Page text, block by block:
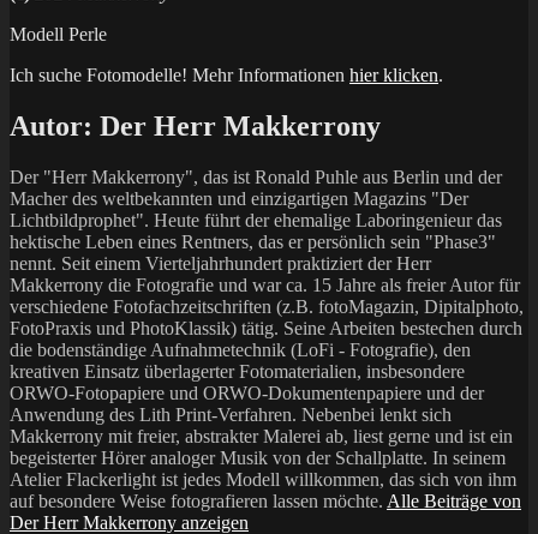
Modell Perle
Ich suche Fotomodelle! Mehr Informationen hier klicken.
Autor: Der Herr Makkerrony
Der "Herr Makkerrony", das ist Ronald Puhle aus Berlin und der
Macher des weltbekannten und einzigartigen Magazins "Der
Lichtbildprophet". Heute führt der ehemalige Laboringenieur das
hektische Leben eines Rentners, das er persönlich sein "Phase3"
nennt. Seit einem Vierteljahrhundert praktiziert der Herr
Makkerrony die Fotografie und war ca. 15 Jahre als freier Autor für
verschiedene Fotofachzeitschriften (z.B. fotoMagazin, Dipitalphoto,
FotoPraxis und PhotoKlassik) tätig. Seine Arbeiten bestechen durch
die bodenständige Aufnahmetechnik (LoFi - Fotografie), den
kreativen Einsatz überlagerter Fotomaterialien, insbesondere
ORWO-Fotopapiere und ORWO-Dokumentenpapiere und der
Anwendung des Lith Print-Verfahren. Nebenbei lenkt sich
Makkerrony mit freier, abstrakter Malerei ab, liest gerne und ist ein
begeisterter Hörer analoger Musik von der Schallplatte. In seinem
Atelier Flackerlight ist jedes Modell willkommen, das sich von ihm
auf besondere Weise fotografieren lassen möchte. Alle Beiträge von
Der Herr Makkerrony anzeigen